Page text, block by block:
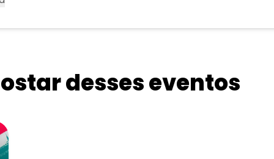
desses eventos